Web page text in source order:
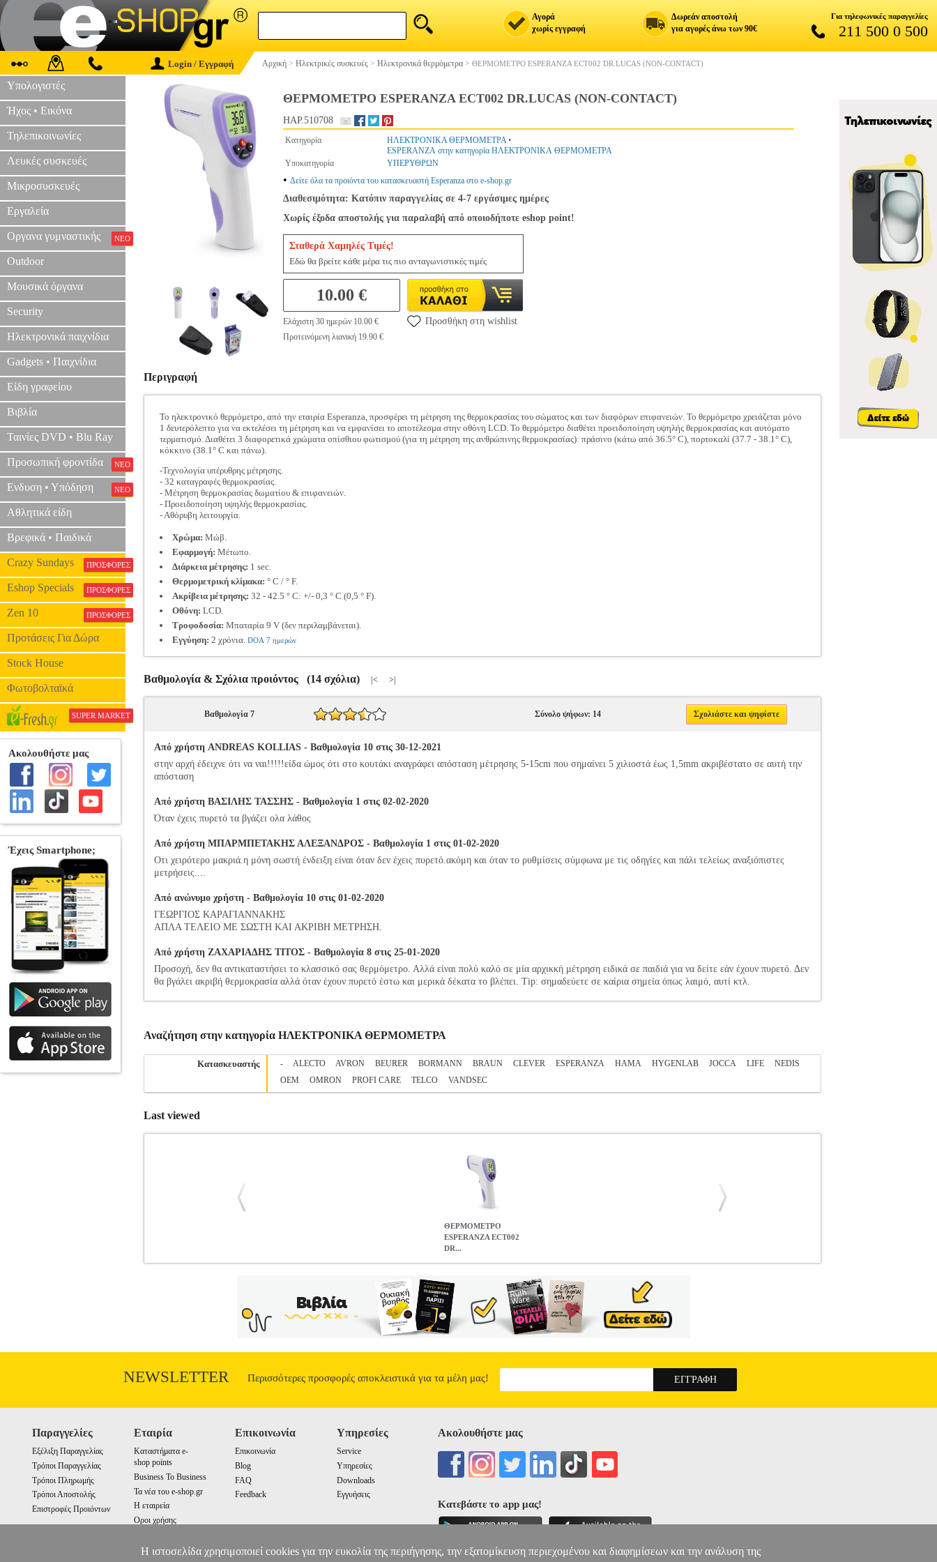
Αγορά
χωρίς εγγραφή
Δωρεάν αποστολή
για αγορές άνω των 90€
Για τηλεφωνικές παραγγελίες
211 500 0 500
Login / Εγγραφή Αρχική > Ηλεκτρικές συσκευές > Ηλεκτρονικά θερμόμετρα > ΘΕΡΜΟΜΕΤΡΟ ESPERANZA ECT002 DR.LUCAS (NON-CONTACT)
Υπολογιστές
Ήχος • Εικόνα
Τηλεπικοινωνίες
Λευκές συσκευές
Μικροσυσκευές
Εργαλεία
Οργανα γυμναστικής ΝΕΟ
Outdoor
Μουσικά όργανα
Security
Ηλεκτρονικά παιχνίδια
Gadgets • Παιχνίδια
Είδη γραφείου
Βιβλία
Ταινίες DVD • Blu Ray
Προσωπική φροντίδα ΝΕΟ
Ενδυση • Υπόδηση ΝΕΟ
Αθλητικά είδη
Βρεφικά • Παιδικά
Crazy Sundays ΠΡΟΣΦΟΡΕΣ
Eshop Specials ΠΡΟΣΦΟΡΕΣ
Zen 10 ΠΡΟΣΦΟΡΕΣ
Προτάσεις Για Δώρα
Stock House
Φωτοβολταϊκά
SUPER MARKET
ΘΕΡΜΟΜΕΤΡΟ ESPERANZA ECT002 DR.LUCAS (NON-CONTACT)
HAP.510708
Κατηγορία ΗΛΕΚΤΡΟΝΙΚΑ ΘΕΡΜΟΜΕΤΡΑ•
ESPERANZA στην κατηγορία ΗΛΕΚΤΡΟΝΙΚΑ ΘΕΡΜΟΜΕΤΡΑ
Υποκατηγορία
ΥΠΕΡΥΘΡΩΝ
• Δείτε όλα τα προιόντα του κατασκευαστή Esperanza στο e-shop.gr
Διαθεσιμότητα: Κατόπιν παραγγελίας σε 4-7 εργάσιμες ημέρες
Χωρίς έξοδα αποστολής για παραλαβή από οποιοδήποτε eshop point!
Σταθερά Χαμηλές Τιμές!
Εδώ θα βρείτε κάθε μέρα τις πιο ανταγωνιστικές τιμές
10.00 €
Ελάχιστη 30 ημερών 10.00 €
Προτεινόμενη λιανική 19.90 €
Προσθήκη στη wishlist
Περιγραφή
Το ηλεκτρονικό θερμόμετρο, από την εταιρία Esperanza, προσφέρει τη μέτρηση της θερμοκρασίας του σώματος και των διαφόρων επιφανειών. Το θερμόμετρο χρειάζεται μόνο
1 δευτερόλεπτο για να εκτελέσει τη μέτρηση και να εμφανίσει το αποτέλεσμα στην οθόνη LCD. Το θερμόμετρο διαθέτει προειδοποίηση υψηλής θερμοκρασίας και αυτόματο
τερματισμό. Διαθέτει 3 διαφορετικά χρώματα οπίσθιου φωτισμού (για τη μέτρηση της ανθρώπινης θερμοκρασίας): πράσινο (κάτω από 36.5° C), πορτοκαλί (37.7 - 38.1° C),
κόκκινο (38.1° C και πάνω).
-Τεχνολογία υπέρυθρης μέτρησης.
- 32 καταγραφές θερμοκρασίας.
- Μέτρηση θερμοκρασίας δωματίου & επιφανειών.
- Προειδοποίηση υψηλής θερμοκρασίας.
- Αθόρυβη λειτουργία.
Χρώμα: Μώβ.
Εφαρμογή: Μέτωπο.
Διάρκεια μέτρησης: 1 sec.
Θερμομετρική κλίμακα: ° C / ° F.
Ακρίβεια μέτρησης: 32 - 42.5 ° C: +/- 0,3 ° C (0,5 ° F).
Οθόνη: LCD.
Τροφοδοσία: Μπαταρία 9 V (δεν περιλαμβάνεται).
Εγγύηση: 2 χρόνια. DOA 7 ημερών
Βαθμολογία & Σχόλια προιόντος (14 σχόλια) |< >|
Βαθμολογία 7 Σύνολο ψήφων: 14 Σχολιάστε και ψηφίστε
Από χρήστη ANDREAS KOLLIAS - Βαθμολογία 10 στις 30-12-2021
στην αρχή έδειχνε ότι να ναι!!!!!είδα ώμος ότι στο κουτάκι αναγράφει απόσταση μέτρησης 5-15cm που σημαίνει 5 χιλιοστά έως 1,5mm ακριβέστατο σε αυτή την
απόσταση
Από χρήστη ΒΑΣΙΛΗΣ ΤΑΣΣΗΣ - Βαθμολογία 1 στις 02-02-2020
Όταν έχεις πυρετό τα βγάζει ολα λάθος
Από χρήστη ΜΠΑΡΜΠΕΤΑΚΗΣ ΑΛΕΞΑΝΔΡΟΣ - Βαθμολογία 1 στις 01-02-2020
Οτι χειρότερο μακριά.η μόνη σωστή ένδειξη είναι όταν δεν έχεις πυρετό.ακόμη και όταν το ρυθμίσεις σύμφωνα με τις οδηγίες και πάλι τελείως αναξιόπιστες
μετρήσεις....
Από ανώνυμο χρήστη - Βαθμολογία 10 στις 01-02-2020
ΓΕΩΡΓΙΟΣ ΚΑΡΑΓΙΑΝΝΑΚΗΣ
ΑΠΛΑ ΤΕΛΕΙΟ ΜΕ ΣΩΣΤΗ ΚΑΙ ΑΚΡΙΒΗ ΜΕΤΡΗΣΗ.
Από χρήστη ΖΑΧΑΡΙΑΔΗΣ ΤΙΤΟΣ - Βαθμολογία 8 στις 25-01-2020
Προσοχή, δεν θα αντικαταστήσει το κλασσικό σας θερμόμετρο. Αλλά είναι πολύ καλό σε μία αρχικκή μέτρηση ειδικά σε παιδιά για να δείτε εάν έχουν πυρετό. Δεν
θα βγάλει ακριβή θερμοκρασία αλλά όταν έχουν πυρετό έστω και μερικά δέκατα το βλέπει. Tip: σημαδεύετε σε καίρια σημεία όπως λαιμό, αυτί κτλ.
Αναζήτηση στην κατηγορία ΗΛΕΚΤΡΟΝΙΚΑ ΘΕΡΜΟΜΕΤΡΑ
Κατασκευαστής - ALECTO AVRON BEURER BORMANN BRAUN CLEVER ESPERANZA HAMA HYGENLAB JOCCA LIFE
NEDIS
OEM
OMRON PROFI CARE TELCO VANDSEC
Last viewed
ΘΕΡΜΟΜΕΤΡΟ
ESPERANZA ECT002
DR...
Κατηγορία: ΗΛΕΚΤΡΟΝΙΚΑ ΘΕΡΜΟΜΕΤΡΑ •ESPERANZA στην κατηγορία ΗΛΕΚΤΡΟΝΙΚΑ ΘΕΡΜΟΜΕΤΡΑ Το ηλεκτρονικό
θερμόμετρο, από την εταιρία Esperanza, προσφέρει τη μέτρηση της θερμοκρασίας του σώματος και των διαφόρων επιφανειών. Το θερμόμετρο χρειάζεται μόνο
1 δευτερόλεπτο για να εκτελέσει τη μέτρηση και να εμφανίσει το αποτέλεσμα στην οθόνη LCD. Το θερμόμετρο διαθέτει προειδοποίηση υψηλής θερμοκρασίας
και αυτόματο τερματισμό. Διαθέτει 3 διαφορετικά χρώματα οπίσθιου φωτισμού (για τη μέτρηση της ανθρώπινης θερμοκρασίας): πράσινο (κάτω από 36.5° C),
πορτοκαλί (37.7 - 38.1° C), κόκκινο (38.1° C και πάνω). -Τεχνολογία υπέρυθρης μέτρησης. - 32 καταγραφές θερμοκρασίας. - Μέτρηση θερμοκρασίας δωματίου
ΘΕΡΜΟΜΕΤΡΟ ESPERANZA ECT002 DR.LUCAS (NON-CONTACT)
10.00
NEWSLETTER Περισσότερες προσφορές αποκλειστικά για τα μέλη μας!
Παραγγελίες
Εξέλιξη Παραγγελίας
Τρόποι Παραγγελίας
Τρόποι Πληρωμής
Τρόποι Αποστολής
Επιστροφές Προιόντων
Εταιρία
Καταστήματα e-
shop points
Business To Business
Τα νέα του e-shop.gr
Η εταιρεία
Οροι χρήσης
Επικοινωνία
Επικοινωνία
Blog
FAQ
Feedback
Υπηρεσίες
Service
Υπηρεσίες
Downloads
Εγγυήσεις
Ακολουθήστε μας
Κατεβάστε το app μας!
Η ιστοσελίδα χρησιμοποιεί cookies για την ευκολία της περιήγησης, την εξατομίκευση περιεχομένου και διαφημίσεων και την ανάλυση της